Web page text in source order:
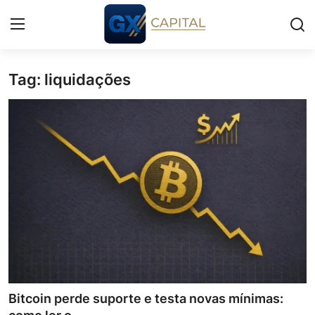
Entrar
Contato
Tag: liquidações
Bitcoin perde suporte e testa novas mínimas: